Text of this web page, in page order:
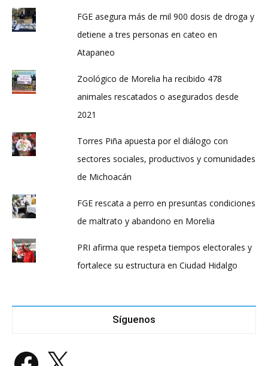
FGE asegura más de mil 900 dosis de droga y
detiene a tres personas en cateo en
Atapaneo
Zoológico de Morelia ha recibido 478
animales rescatados o asegurados desde
2021
Torres Piña apuesta por el diálogo con
sectores sociales, productivos y comunidades
de Michoacán
FGE rescata a perro en presuntas condiciones
de maltrato y abandono en Morelia
PRI afirma que respeta tiempos electorales y
fortalece su estructura en Ciudad Hidalgo
Síguenos
Facebook